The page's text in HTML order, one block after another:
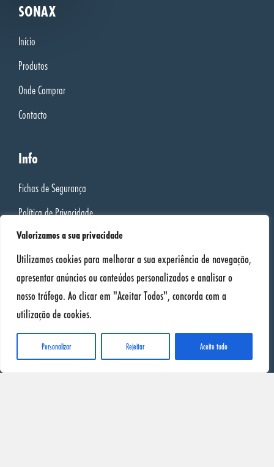
Valorizamos a sua privacidade
Utilizamos cookies para melhorar a sua experiência de navegação,
apresentar anúncios ou conteúdos personalizados e analisar o
nosso tráfego. Ao clicar em "Aceitar Todos", concorda com a
utilização de cookies.
Personalizar Rejeitar Aceite tudo
SONAX
Início
Produtos
Onde Comprar
Contacto
Info
Fichas de Segurança
Política de Privacidade
Distribuidores
Distribuidores SONAX
Quer ser distribuidor SONAX?
Gamas de Produtos